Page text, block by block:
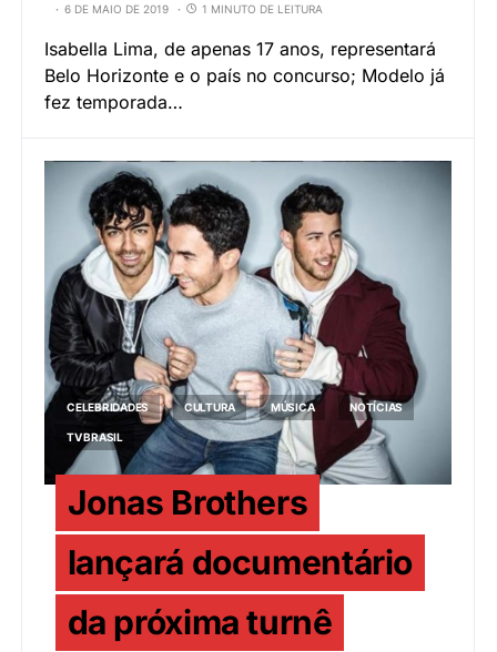
6 DE MAIO DE 2019
1 MINUTO DE LEITURA
Isabella Lima, de apenas 17 anos, representará
Belo Horizonte e o país no concurso; Modelo já
fez temporada…
CELEBRIDADES CULTURA MÚSICA NOTÍCIAS
TV BRASIL
Jonas Brothers
lançará documentário
da próxima turnê